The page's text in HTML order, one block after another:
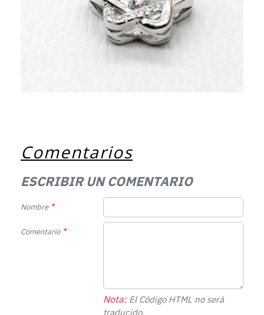
Comentarios
ESCRIBIR UN COMENTARIO
Nombre
Comentario
Nota:El Código HTML no será
traducido.